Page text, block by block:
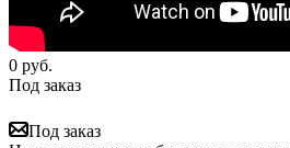
0 руб.
Под заказ
Под заказ